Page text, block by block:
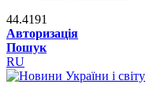
44.4191
Авторизація
Пошук
RU